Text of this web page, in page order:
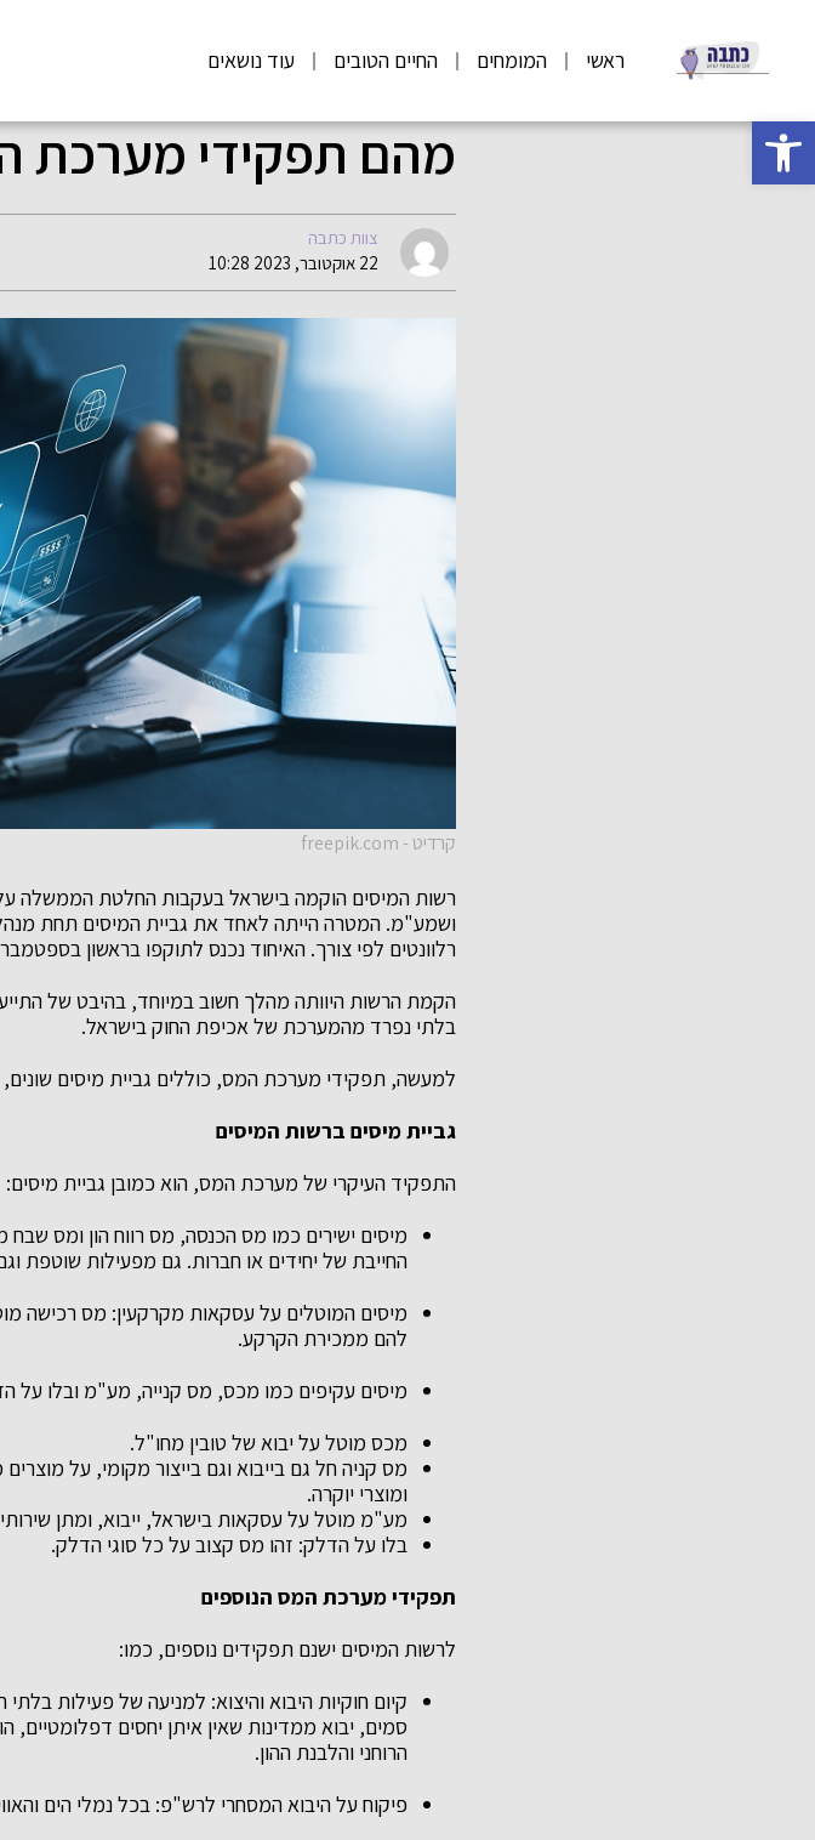
פתח סרגל נגישות
ראשי המומחים החיים הטובים עוד נושאים
מהם תפקידי מערכת
צוות כתבה
22 אוקטובר, 2023 10:28
קרדיט - freepik.com
רשות המיסים הוקמה בישראל בעקבות החלטת הממשלה
ושמע"מ. המטרה הייתה לאחד את גביית המיסים תחת
רלוונטים לפי צורך. האיחוד נכנס לתוקפו בראשון בספטמבר,
הקמת הרשות היוותה מהלך חשוב במיוחד, בהיבט של
בלתי נפרד מהמערכת של אכיפת החוק בישראל.
למעשה, תפקידי מערכת המס, כוללים גביית מיסים
גביית מיסים ברשות המיסים
התפקיד העיקרי של מערכת המס, הוא כמובן גביית מיסים:
מיסים ישירים כמו מס הכנסה, מס רווח הון ומס
החייבת של יחידים או חברות. גם מפעילות שוטפת
מיסים המוטלים על עסקאות מקרקעין: מס רכישה
להם ממכירת הקרקע.
מיסים עקיפים כמו מכס, מס קנייה, מע"מ ובלו על
מכס מוטל על יבוא של טובין מחו"ל.
מס קניה חל גם בייבוא וגם בייצור מקומי, על
ומוצרי יוקרה.
מע"מ מוטל על עסקאות בישראל, ייבוא, ומתן
בלו על הדלק: זהו מס קצוב על כל סוגי הדלק.
תפקידי מערכת המס הנוספים
לרשות המיסים ישנם תפקידים נוספים, כמו:
קיום חוקיות היבוא והיצוא: למניעה של פעילות
סמים, יבוא ממדינות שאין איתן יחסים דפלומטיים,
הרוחני והלבנת ההון.
פיקוח על היבוא המסחרי לרש"פ: בכל נמלי הים